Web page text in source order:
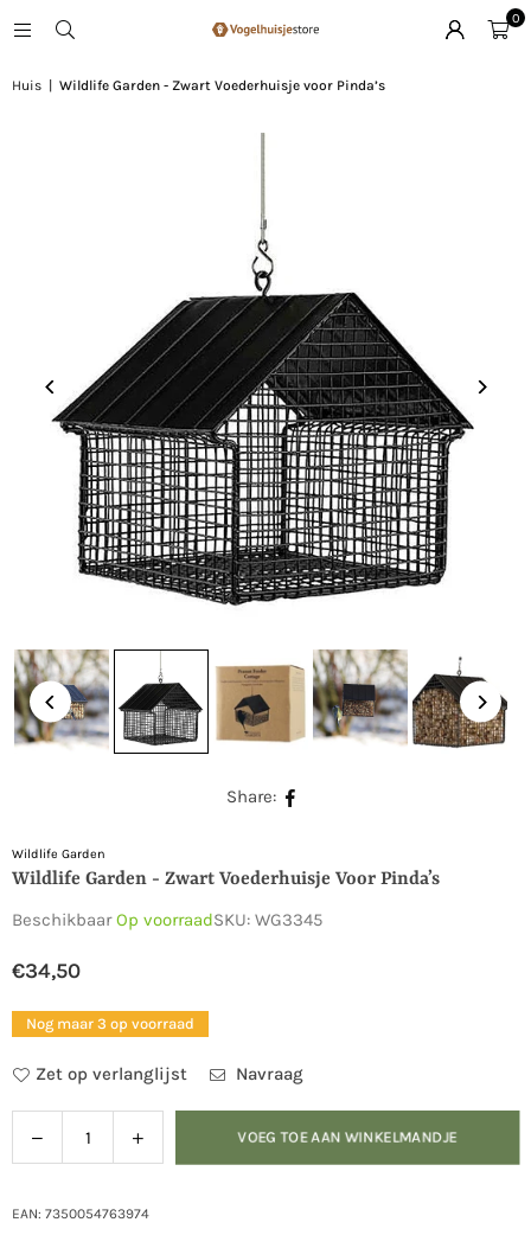
0
Huis Wildlife Garden - Zwart Voederhuisje voor Pinda’s
Share:
Wildlife Garden
Wildlife Garden - Zwart Voederhuisje Voor Pinda’s
BeschikbaarOp voorraadSKU: WG3345
Normale
prijs
€34,50
Nog maar 3 op voorraad
Zet op verlanglijst Navraag
Hoeveelheid
Verlaag
de
voor
Verhoog
de
voor
VOEG TOE AAN WINKELMANDJE
EAN: 7350054763974